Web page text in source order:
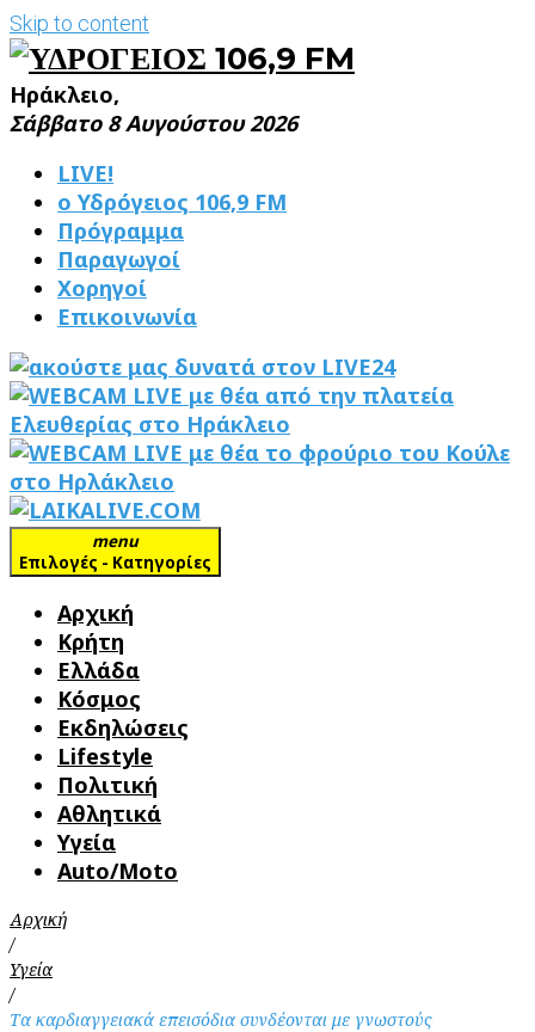
Skip to content
Ηράκλειο,
Σάββατο 8 Αυγούστου 2026
LIVE!
ο Υδρόγειος 106,9 FM
Πρόγραμμα
Παραγωγοί
Χορηγοί
Επικοινωνία
menu
Επιλογές - Κατηγορίες
Αρχική
Κρήτη
Ελλάδα
Κόσμος
Εκδηλώσεις
Lifestyle
Πολιτική
Αθλητικά
Υγεία
Auto/Moto
Αρχική
/
Υγεία
/
Τα καρδιαγγειακά επεισόδια συνδέονται με γνωστούς